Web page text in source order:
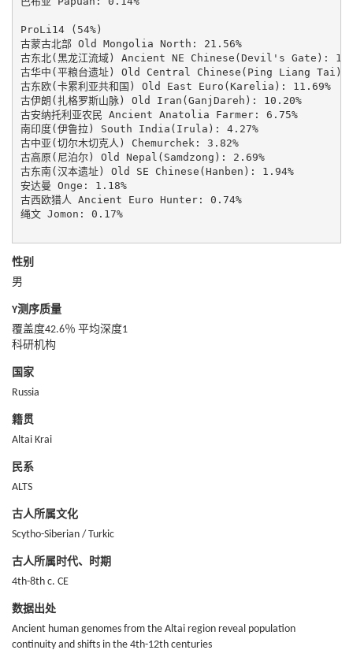
ProLi14 (54%)
古蒙古北部 Old Mongolia North: 21.56%
古东北(黑龙江流域) Ancient NE Chinese(Devil's Gate):
古华中(平粮台遗址) Old Central Chinese(Ping Liang Tai):
古东欧(卡累利亚共和国) Old East Euro(Karelia): 11.69%
古伊朗(扎格罗斯山脉) Old Iran(GanjDareh): 10.20%
古安纳托利亚农民 Ancient Anatolia Farmer: 6.75%
南印度(伊鲁拉) South India(Irula): 4.27%
古中亚(切尔木切克人) Chemurchek: 3.82%
古高原(尼泊尔) Old Nepal(Samdzong): 2.69%
古东南(汉本遗址) Old SE Chinese(Hanben): 1.94%
安达曼 Onge: 1.18%
古西欧猎人 Ancient Euro Hunter: 0.74%
绳文 Jomon: 0.17%
性别
男
Y测序质量
覆盖度42.6％ 平均深度1
科研机构
国家
Russia
籍贯
Altai Krai
民系
ALTS
古人所属文化
Scytho-Siberian / Turkic
古人所属时代、时期
4th-8th c. CE
数据出处
Ancient human genomes from the Altai region reveal population
continuity and shifts in the 4th-12th centuries